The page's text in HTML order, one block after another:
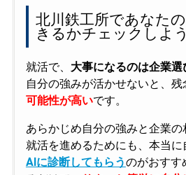
北川鉄工所であなた
きるかチェックしよう
就活で、 大事になるのは企業選
自分の強みが活かせないと、残
可能性が高いです。
あらかじめ自分の強みと企業
就活を進めるためにも、本当
AIに診断してもらうのがおすす